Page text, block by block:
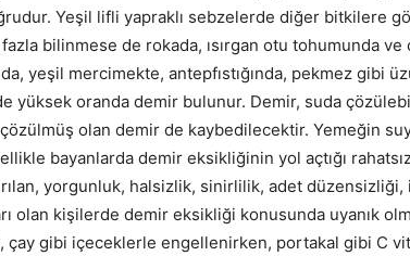
Yeşil lifli yapraklı sebzelerde diğer bitkilere
fazla bilinmese de rokada, ısırgan otu tohumunda
yeşil mercimekte, antepfıstığında, pekmez gibi
yüksek oranda demir bulunur. Demir, suda
çözülmüş olan demir de kaybedilecektir. Yemeğin
bayanlarda demir eksikliğinin yol açtığı
yorgunluk, halsizlik, sinirlilik, adet
olan kişilerde demir eksikliği konusunda uyanık
çay gibi içeceklerle engellenirken, portakal gibi C